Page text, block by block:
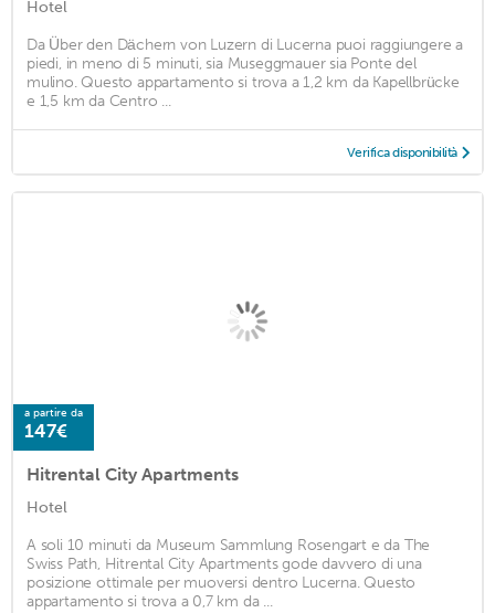
Hotel
Da Über den Dächern von Luzern di Lucerna puoi raggiungere a
piedi, in meno di 5 minuti, sia Museggmauer sia Ponte del
mulino. Questo appartamento si trova a 1,2 km da Kapellbrücke
e 1,5 km da Centro ...
Verifica disponibilità
a partire da
147€
Hitrental City Apartments
Hotel
A soli 10 minuti da Museum Sammlung Rosengart e da The
Swiss Path, Hitrental City Apartments gode davvero di una
posizione ottimale per muoversi dentro Lucerna. Questo
appartamento si trova a 0,7 km da ...